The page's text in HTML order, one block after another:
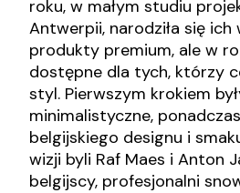
roku, w małym studiu
Antwerpii, narodziła się
produkty premium, ale w
dostępne dla tych, którzy
styl. Pierwszym krokiem
minimalistyczne,
belgijskiego designu i
wizji byli Raf Maes i Anton
belgijscy, profesjonalni